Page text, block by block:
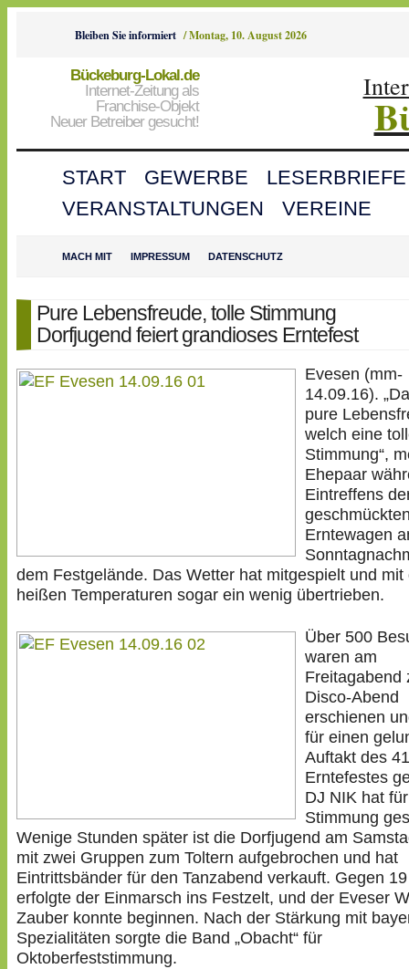
Bleiben Sie informiert /Montag, 10. August 2026
Bückeburg-Lokal.de
Internet-Zeitung als
Franchise-Objekt
Neuer Betreiber gesucht!
START GEWERBE
LESERBRIEFE
VERANSTALTUNGEN
VEREINE
MACH MIT IMPRESSUM DATENSCHUTZ
Pure Lebensfreude, tolle Stimmung
Dorfjugend feiert grandioses Erntefest
Evesen (mm-
14.09.16).
pure
welch eine
Stimmung“,
Ehepaar
Eintreffens
Erntewagen
dem Festgelände. Das Wetter hat mitgespielt und mit
heißen Temperaturen sogar ein wenig übertrieben.
Über 500
waren am
Freitagabend
Disco-Abend
erschienen
für einen
Auftakt des
Erntefestes
DJ NIK hat für
Stimmung
Wenige Stunden später ist die Dorfjugend am
mit zwei Gruppen zum Toltern aufgebrochen und hat
Eintrittsbänder für den Tanzabend verkauft. Gegen
erfolgte der Einmarsch ins Festzelt, und der Eveser
Zauber konnte beginnen. Nach der Stärkung mit
Spezialitäten sorgte die Band „Obacht“ für
Oktoberfeststimmung.